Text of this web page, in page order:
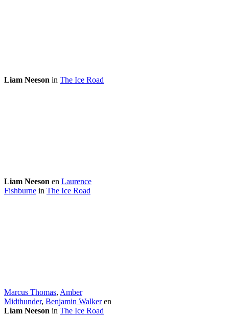
Liam Neeson in The Ice Road
Liam Neeson en Laurence
Fishburne in The Ice Road
Marcus Thomas, Amber
Midthunder, Benjamin Walkeren
Liam Neeson in The Ice Road